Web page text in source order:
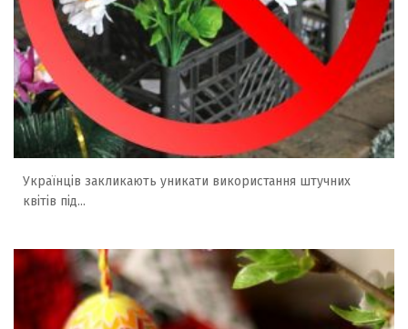
Українців закликають уникати використання штучних
квітів під...